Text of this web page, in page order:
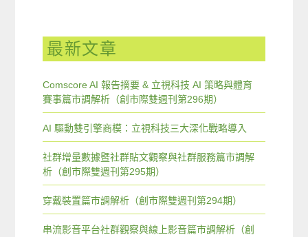
最新文章
Comscore AI 報告摘要 & 立視科技 AI 策略與體育
賽事篇市調解析（創市際雙週刊第296期）
AI 驅動雙引擎商模：立視科技三大深化戰略導入
社群增量數據暨社群貼文觀察與社群服務篇市調解
析（創市際雙週刊第295期）
穿戴裝置篇市調解析（創市際雙週刊第294期）
串流影音平台社群觀察與線上影音篇市調解析（創